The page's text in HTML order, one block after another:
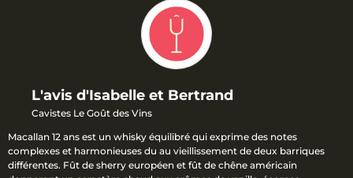
L'avis d'Isabelle et Bertrand
Cavistes Le Goût des Vins
Macallan 12 ans est un whisky équilibré qui exprime des notes
complexes et harmonieuses du au vieillissement de deux barriques
différentes. Fût de sherry européen et fût de chêne américain